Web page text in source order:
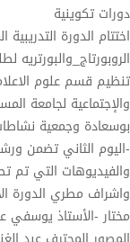
دورات تكوينية
اختتام الدورة
الروبورتاج_والبورتريه
تنظيم قسم علوم
والإجتماعية لجامعة
بوسعادة وجمعية
-اليوم الثاني تضمن
والفيديوهات التي تم
واشراف مطري الدورة
مختار -الأستاذ يوسفي